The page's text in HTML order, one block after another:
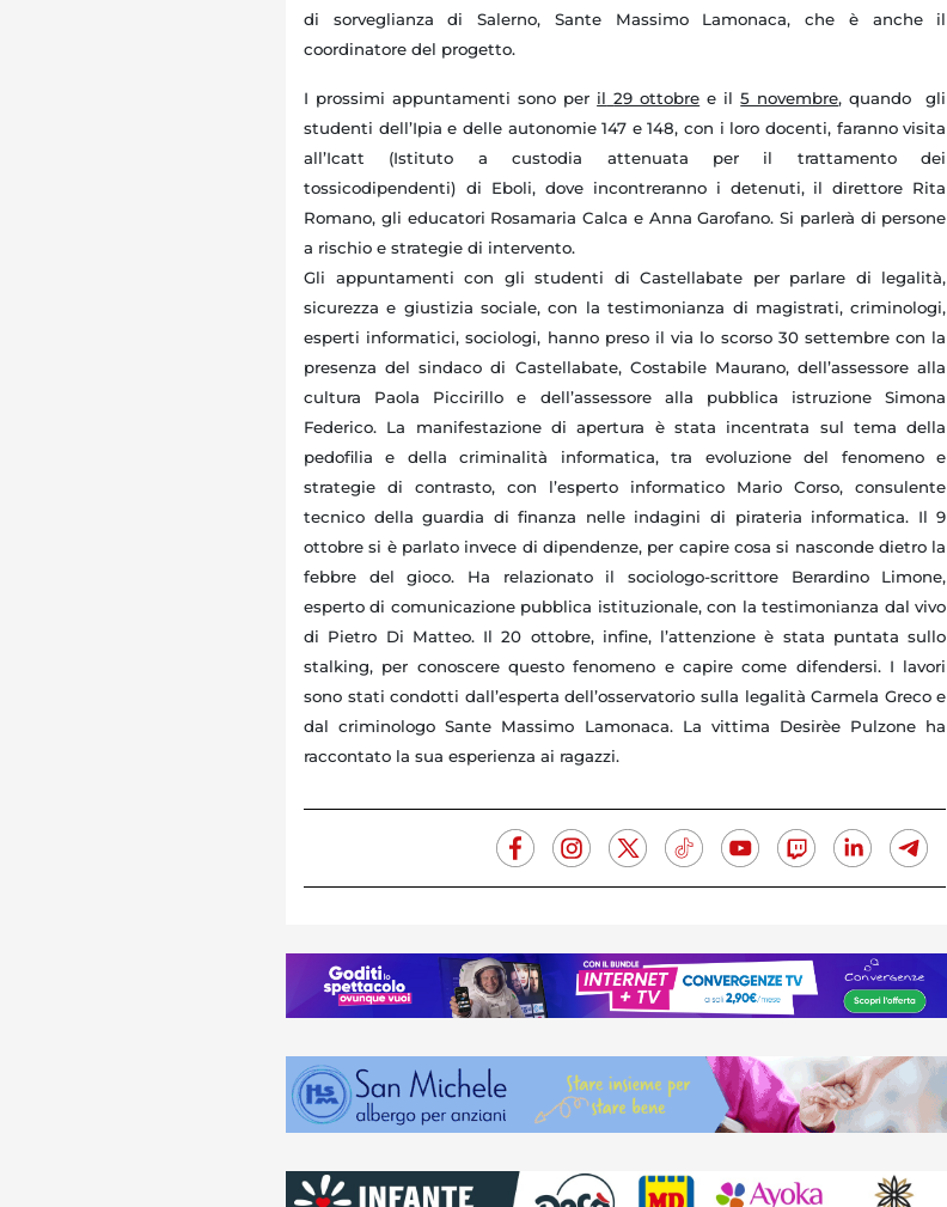
di sorveglianza di Salerno, Sante Massimo Lamonaca, che è anche il
coordinatore del progetto.
I prossimi appuntamenti sono per il 29 ottobre e il5 novembre, quando gli
studenti dell’Ipia e delle autonomie 147 e 148, con i loro docenti, faranno visita
all’Icatt (Istituto a custodia attenuata per il trattamento dei
tossicodipendenti) di Eboli, dove incontreranno i detenuti, il direttore Rita
Romano, gli educatori Rosamaria Calca e Anna Garofano. Si parlerà di persone
a rischio e strategie di intervento.
Gli appuntamenti con gli studenti di Castellabate per parlare di legalità,
sicurezza e giustizia sociale, con la testimonianza di magistrati, criminologi,
esperti informatici, sociologi, hanno preso il via lo scorso 30 settembre con la
presenza del sindaco di Castellabate, Costabile Maurano, dell’assessore alla
cultura Paola Piccirillo e dell’assessore alla pubblica istruzione Simona
Federico. La manifestazione di apertura è stata incentrata sul tema della
pedofilia e della criminalità informatica, tra evoluzione del fenomeno e
strategie di contrasto, con l’esperto informatico Mario Corso, consulente
tecnico della guardia di finanza nelle indagini di pirateria informatica. Il 9
ottobre si è parlato invece di dipendenze, per capire cosa si nasconde dietro la
febbre del gioco. Ha relazionato il sociologo-scrittore Berardino Limone,
esperto di comunicazione pubblica istituzionale, con la testimonianza dal vivo
di Pietro Di Matteo. Il 20 ottobre, infine, l’attenzione è stata puntata sullo
stalking, per conoscere questo fenomeno e capire come difendersi. I lavori
sono stati condotti dall’esperta dell’osservatorio sulla legalità Carmela Greco e
dal criminologo Sante Massimo Lamonaca. La vittima Desirèe Pulzone ha
raccontato la sua esperienza ai ragazzi.